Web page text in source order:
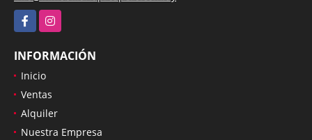
FacebookInstagram
INFORMACIÓN
Inicio
Ventas
Alquiler
Nuestra Empresa